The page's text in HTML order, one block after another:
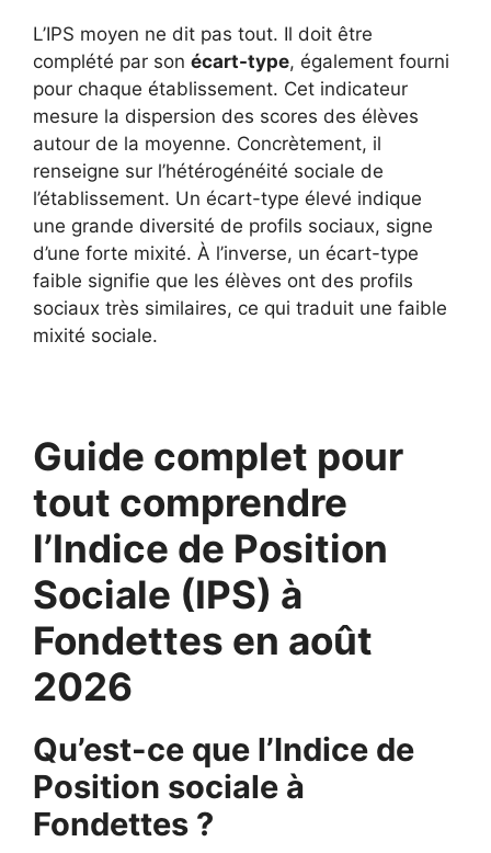
L’IPS moyen ne dit pas tout. Il doit être
complété par son écart-type, également fourni
pour chaque établissement. Cet indicateur
mesure la dispersion des scores des élèves
autour de la moyenne. Concrètement, il
renseigne sur l’hétérogénéité sociale de
l’établissement. Un écart-type élevé indique
une grande diversité de profils sociaux, signe
d’une forte mixité. À l’inverse, un écart-type
faible signifie que les élèves ont des profils
sociaux très similaires, ce qui traduit une faible
mixité sociale.
Guide complet pour
tout comprendre
l’Indice de Position
Sociale (IPS) à
Fondettes en août
2026
Qu’est-ce que l’Indice de
Position sociale à
Fondettes ?